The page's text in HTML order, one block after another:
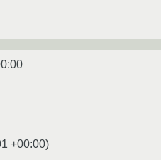
+00:00)